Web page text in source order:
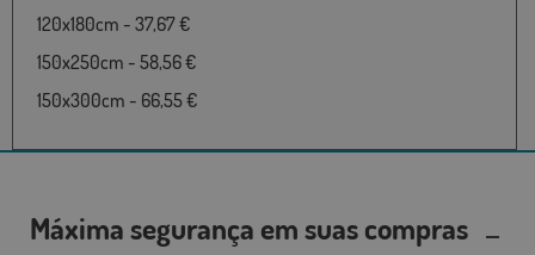
120x180cm - 37,67 €
150x250cm - 58,56 €
150x300cm - 66,55 €
Máxima segurança em suas compras